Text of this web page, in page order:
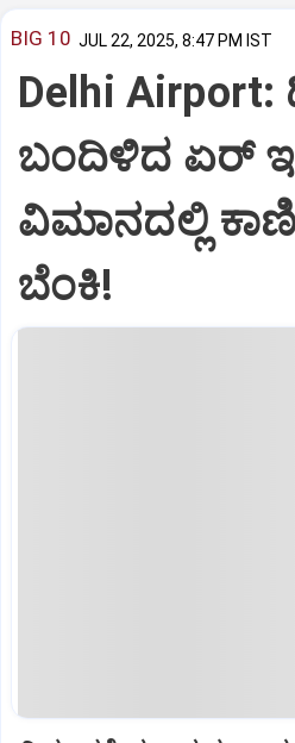
BIG 10 JUL 22, 2025, 8:47 PM IST
Delhi Airport:
ಬಂದಿಳಿದ ಏರ್‌
ವಿಮಾನದಲ್ಲಿ
ಬೆಂಕಿ!